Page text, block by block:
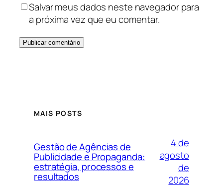
Salvar meus dados neste navegador para
a próxima vez que eu comentar.
MAIS POSTS
Gestão de Agências de
Publicidade e Propaganda:
estratégia, processos e
resultados
4 de
agosto
de
2026